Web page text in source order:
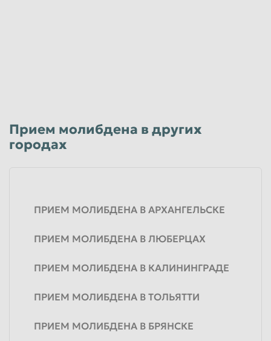
Лом латуни кусок
Прием молибдена в других
городах
ПРИЕМ МОЛИБДЕНА В АРХАНГЕЛЬСКЕ
ПРИЕМ МОЛИБДЕНА В ЛЮБЕРЦАХ
ПРИЕМ МОЛИБДЕНА В КАЛИНИНГРАДЕ
ПРИЕМ МОЛИБДЕНА В ТОЛЬЯТТИ
ПРИЕМ МОЛИБДЕНА В БРЯНСКЕ